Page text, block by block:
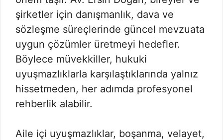
şirketler için danışmanlık, dava ve
sözleşme süreçlerinde güncel mevzuata
uygun çözümler üretmeyi hedefler.
Böylece müvekkiller, hukuki
uyuşmazlıklarla karşılaştıklarında yalnız
hissetmeden, her adımda profesyonel
rehberlik alabilir.
Aile içi uyuşmazlıklar, boşanma, velayet,